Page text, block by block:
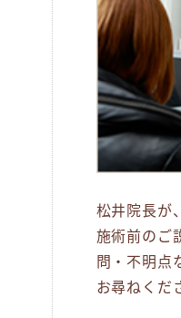
松井院長が
施術前のご
問・不明点
お尋ねくだ